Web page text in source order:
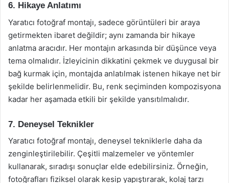
6. Hikaye Anlatımı
Yaratıcı fotoğraf montajı, sadece görüntüleri bir araya
getirmekten ibaret değildir; aynı zamanda bir hikaye
anlatma aracıdır. Her montajın arkasında bir düşünce veya
tema olmalıdır. İzleyicinin dikkatini çekmek ve duygusal bir
bağ kurmak için, montajda anlatılmak istenen hikaye net bir
şekilde belirlenmelidir. Bu, renk seçiminden kompozisyona
kadar her aşamada etkili bir şekilde yansıtılmalıdır.
7. Deneysel Teknikler
Yaratıcı fotoğraf montajı, deneysel tekniklerle daha da
zenginleştirilebilir. Çeşitli malzemeler ve yöntemler
kullanarak, sıradışı sonuçlar elde edebilirsiniz. Örneğin,
fotoğrafları fiziksel olarak kesip yapıştırarak, kolaj tarzı